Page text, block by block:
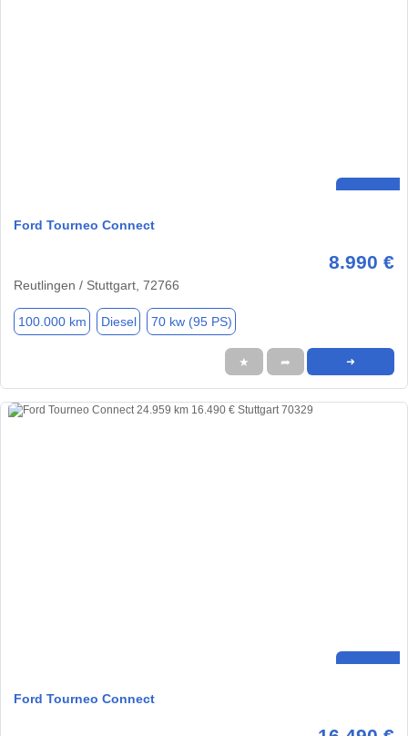
Ford Tourneo Connect
8.990 €
Reutlingen / Stuttgart, 72766
100.000 km Diesel 70 kw (95 PS)
★ ➦ ➜
Ford Tourneo Connect